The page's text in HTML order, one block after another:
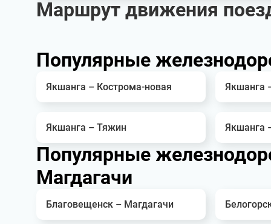
Маршрут движения
Популярные
Якшанга – Кострома-новая Якшанга
Якшанга – Тяжин Якшанга
Популярные
Магдагачи
Благовещенск – Магдагачи